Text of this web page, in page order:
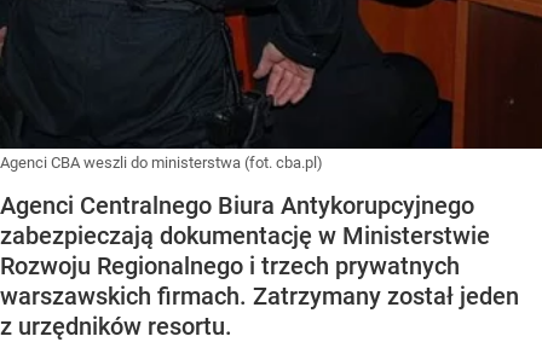
Agenci CBA weszli do ministerstwa (fot. cba.pl)
Agenci Centralnego Biura Antykorupcyjnego
zabezpieczają dokumentację w Ministerstwie
Rozwoju Regionalnego i trzech prywatnych
warszawskich firmach. Zatrzymany został jeden
z urzędników resortu.